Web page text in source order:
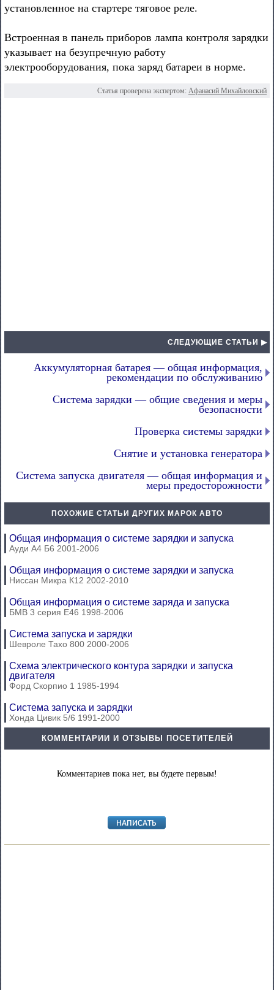
установленное на стартере тяговое реле.
Встроенная в панель приборов лампа контроля зарядки
указывает на безупречную работу
электрооборудования, пока заряд батареи в норме.
Статья проверена экспертом: Афанасий Михайловский
СЛЕДУЮЩИЕ СТАТЬИ ▶
Аккумуляторная батарея — общая информация,
рекомендации по обслуживанию
Система зарядки — общие сведения и меры
безопасности
Проверка системы зарядки
Снятие и установка генератора
Система запуска двигателя — общая информация и
меры предосторожности
ПОХОЖИЕ СТАТЬИ ДРУГИХ МАРОК АВТО
Общая информация о системе зарядки и запуска
Ауди А4 Б6 2001-2006
Общая информация о системе зарядки и запуска
Ниссан Микра К12 2002-2010
Общая информация о системе заряда и запуска
БМВ 3 серия Е46 1998-2006
Система запуска и зарядки
Шевроле Тахо 800 2000-2006
Схема электрического контура зарядки и запуска
двигателя
Форд Скорпио 1 1985-1994
Система запуска и зарядки
Хонда Цивик 5/6 1991-2000
КОММЕНТАРИИ И ОТЗЫВЫ ПОСЕТИТЕЛЕЙ
Комментариев пока нет, вы будете первым!